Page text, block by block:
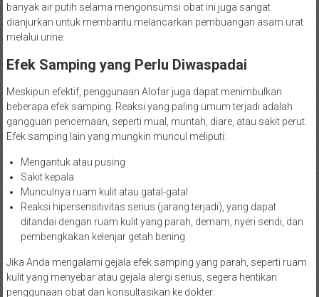
banyak air putih selama mengonsumsi obat ini juga sangat
dianjurkan untuk membantu melancarkan pembuangan asam urat
melalui urine.
Efek Samping yang Perlu Diwaspadai
Meskipun efektif, penggunaan Alofar juga dapat menimbulkan
beberapa efek samping. Reaksi yang paling umum terjadi adalah
gangguan pencernaan, seperti mual, muntah, diare, atau sakit perut.
Efek samping lain yang mungkin muncul meliputi:
Mengantuk atau pusing
Sakit kepala
Munculnya ruam kulit atau gatal-gatal
Reaksi hipersensitivitas serius (jarang terjadi), yang dapat
ditandai dengan ruam kulit yang parah, demam, nyeri sendi, dan
pembengkakan kelenjar getah bening.
Jika Anda mengalami gejala efek samping yang parah, seperti ruam
kulit yang menyebar atau gejala alergi serius, segera hentikan
penggunaan obat dan konsultasikan ke dokter.